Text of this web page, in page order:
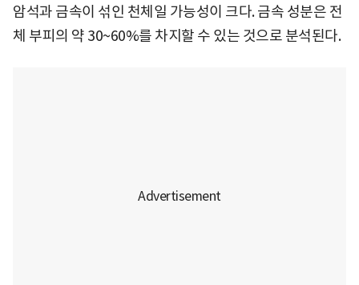
암석과 금속이 섞인 천체일 가능성이 크다. 금속 성분은 전
체 부피의 약 30~60%를 차지할 수 있는 것으로 분석된다.